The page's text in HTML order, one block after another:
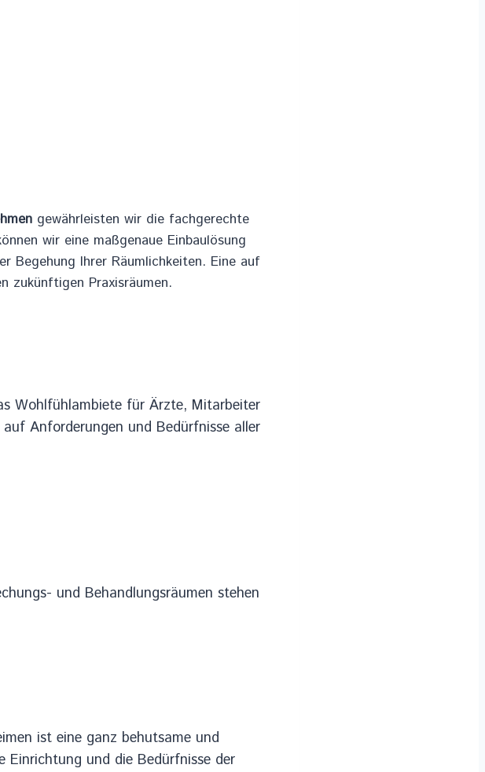
gewährleisten wir die fachgerechte
wir eine maßgenaue Einbaulösung
Begehung Ihrer Räumlichkeiten. Eine auf
zukünftigen Praxisräumen.
Wohlfühlambiete für Ärzte, Mitarbeiter
Anforderungen und Bedürfnisse aller
und Behandlungsräumen stehen
ist eine ganz behutsame und
Einrichtung und die Bedürfnisse der